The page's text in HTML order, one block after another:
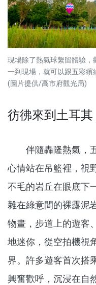
現場除了熱氣球繫留體驗
一到現場，就可以跟五彩繽
(圖片提供/高市府觀光局)
彷彿來到土耳
伴隨轟隆熱氣，五
心情站在吊籃裡，視
不毛的岩丘在眼底下
雜在綠意間的裸露泥
物畫，步道上的遊客
地迷你，從空拍機視
界。許多遊客首次搭
興奮歡呼，沉浸在自